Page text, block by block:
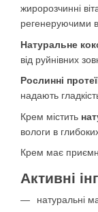
жиророзчинні
регенеруючими
Натуральне
від руйнівних
Рослинні
надають
Крем містить
вологи в
Крем має
Активні
натуральні